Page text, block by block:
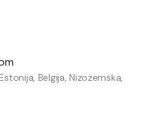
Belgija, Nizozemska,